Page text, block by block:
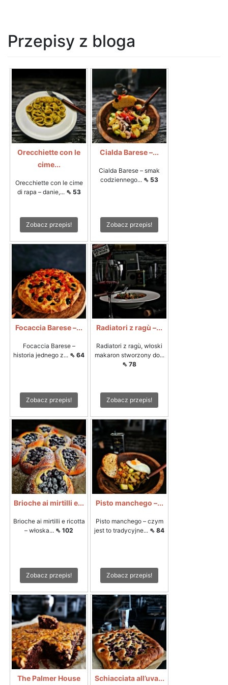
Przepisy z bloga
Orecchiette con le
cime...
Orecchiette con le cime
di rapa – danie,... ⇖ 53
Zobacz przepis!
Cialda Barese –...
Cialda Barese – smak
codziennego... ⇖ 53
Zobacz przepis!
Focaccia Barese –...
Focaccia Barese –
historia jednego z... ⇖ 64
Zobacz przepis!
Radiatori z ragù –...
Radiatori z ragù, włoski
makaron stworzony do...
⇖ 78
Zobacz przepis!
Brioche ai mirtilli e...
Brioche ai mirtilli e ricotta
– włoska... ⇖ 102
Zobacz przepis!
Pisto manchego –...
Pisto manchego – czym
jest to tradycyjne... ⇖ 84
Zobacz przepis!
The Palmer House Schiacciata all’uva...